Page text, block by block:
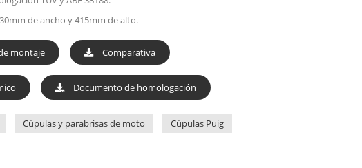
de ancho y 415mm de alto.
montaje Comparativa
Documento de homologación
Cúpulas y parabrisas de moto Cúpulas Puig